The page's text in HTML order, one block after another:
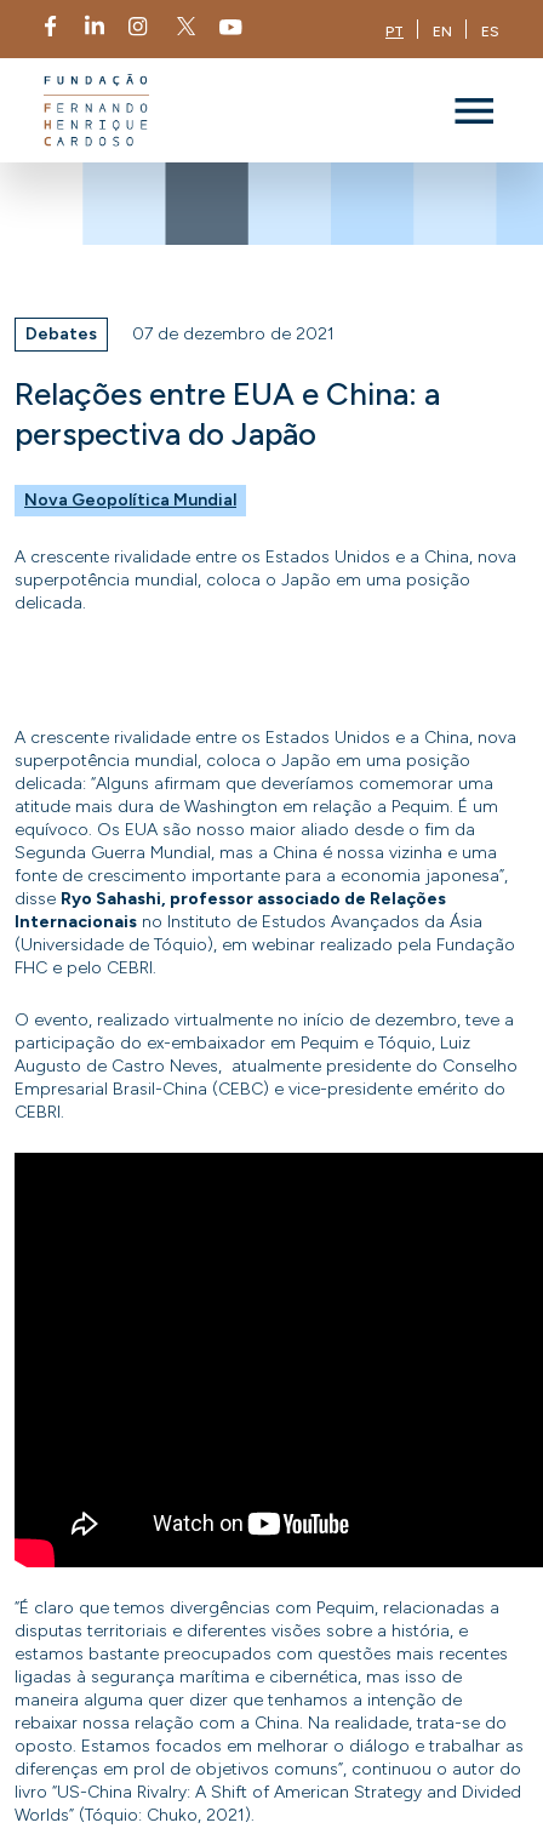
PT EN ES
Debates 07 de dezembro de 2021
Relações entre EUA e China: a
perspectiva do Japão
Nova Geopolítica Mundial
A crescente rivalidade entre os Estados Unidos e a China, nova
superpotência mundial, coloca o Japão em uma posição
delicada.
A crescente rivalidade entre os Estados Unidos e a China, nova
superpotência mundial, coloca o Japão em uma posição
delicada: “Alguns afirmam que deveríamos comemorar uma
atitude mais dura de Washington em relação a Pequim. É um
equívoco. Os EUA são nosso maior aliado desde o fim da
Segunda Guerra Mundial, mas a China é nossa vizinha e uma
fonte de crescimento importante para a economia japonesa”,
disse Ryo Sahashi, professor associado de Relações
Internacionais no Instituto de Estudos Avançados da Ásia
(Universidade de Tóquio), em webinar realizado pela Fundação
FHC e pelo CEBRI.
O evento, realizado virtualmente no início de dezembro, teve a
participação do ex-embaixador em Pequim e Tóquio, Luiz
Augusto de Castro Neves, atualmente presidente do Conselho
Empresarial Brasil-China (CEBC) e vice-presidente emérito do
CEBRI.
“É claro que temos divergências com Pequim, relacionadas a
disputas territoriais e diferentes visões sobre a história, e
estamos bastante preocupados com questões mais recentes
ligadas à segurança marítima e cibernética, mas isso de
maneira alguma quer dizer que tenhamos a intenção de
rebaixar nossa relação com a China. Na realidade, trata-se do
oposto. Estamos focados em melhorar o diálogo e trabalhar as
diferenças em prol de objetivos comuns”, continuou o autor do
livro “US-China Rivalry: A Shift of American Strategy and Divided
Worlds” (Tóquio: Chuko, 2021).